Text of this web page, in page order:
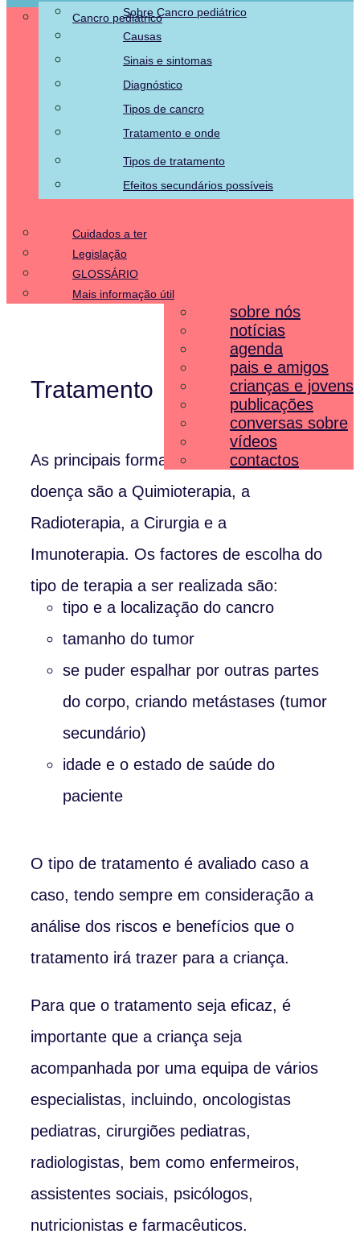
Pais & Amigos
sobre nós
notícias
agenda
pais e amigos
crianças e jovens
publicações
conversas sobre
vídeos
contactos
Cancro pediátricoSobre Cancro pediátrico
Causas
Sinais e sintomas
Diagnóstico
Tipos de cancro
Tratamento e onde
Tipos de tratamento
Efeitos secundários possíveis
Cuidados a ter
Legislação
GLOSSÁRIO
Mais informação útil
Tratamento
As principais formas de tratamento da
doença são a Quimioterapia, a
Radioterapia, a Cirurgia e a
Imunoterapia. Os factores de escolha do
tipo de terapia a ser realizada são:
tipo e a localização do cancro
tamanho do tumor
se puder espalhar por outras partes
do corpo, criando metástases (tumor
secundário)
idade e o estado de saúde do
paciente
O tipo de tratamento é avaliado caso a
caso, tendo sempre em consideração a
análise dos riscos e benefícios que o
tratamento irá trazer para a criança.
Para que o tratamento seja eficaz, é
importante que a criança seja
acompanhada por uma equipa de vários
especialistas, incluindo, oncologistas
pediatras, cirurgiões pediatras,
radiologistas, bem como enfermeiros,
assistentes sociais, psicólogos,
nutricionistas e farmacêuticos.